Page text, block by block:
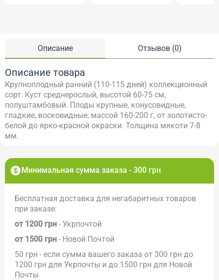
Минимальная сумма заказа - 300 грн
Бесплатная доставка для негабаритных товаров
при заказе:
от 1200 грн - Укрпочтой
от 1500 грн - Новой Почтой
50 грн - если сумма вашего заказа от 300 грн до
1200 грн для Укрпочты и до 1500 грн для Новой
Почты
Описание Отзывов (0)
Описание товара
Крупноплодный ранний (110-115 дней) коллекционный
сорт. Куст среднерослый, высотой 60-75 см,
полуштамбовый. Плоды крупные, конусовидные,
гладкие, восковидные, массой 160-200 г, от золотисто-
белой до ярко-красной окраски. Толщина мякоти 7-8
мм.